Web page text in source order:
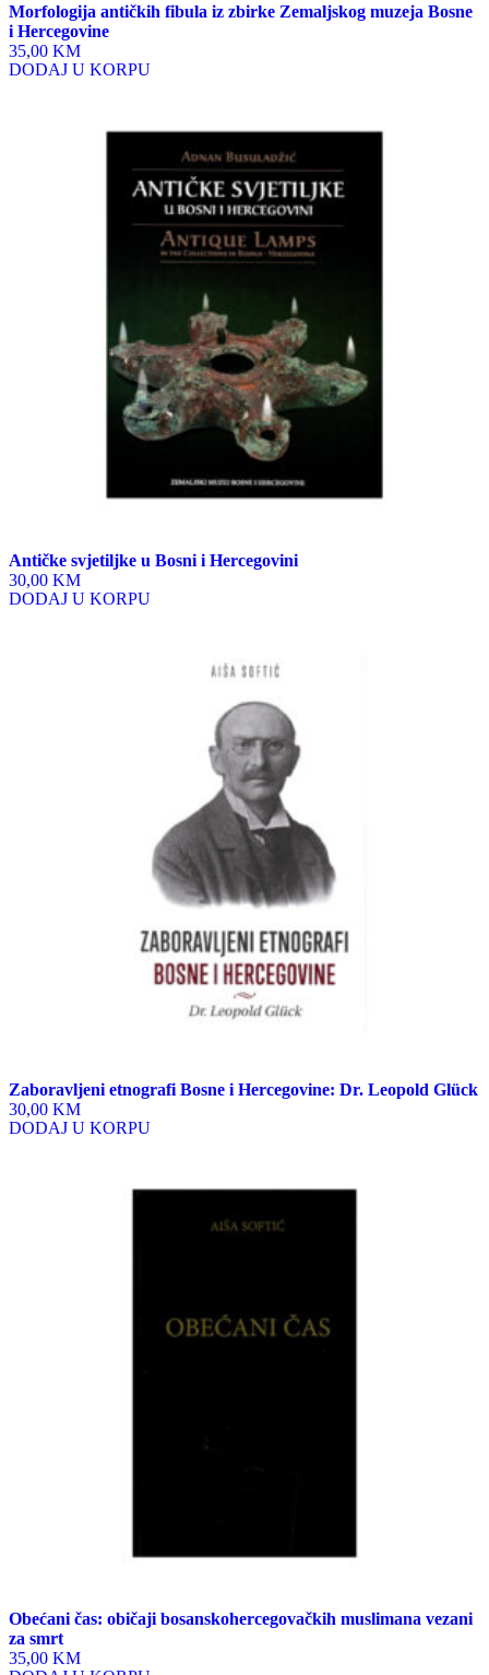
Morfologija antičkih fibula iz zbirke Zemaljskog muzeja Bosne
i Hercegovine
35,00 KM
DODAJ U KORPU
Antičke svjetiljke u Bosni i Hercegovini
30,00 KM
DODAJ U KORPU
Zaboravljeni etnografi Bosne i Hercegovine: Dr. Leopold Glück
30,00 KM
DODAJ U KORPU
Obećani čas: običaji bosanskohercegovačkih muslimana vezani
za smrt
35,00 KM